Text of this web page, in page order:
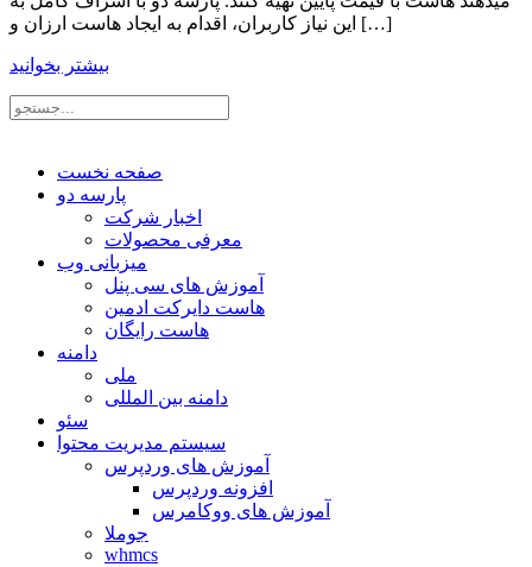
این نیاز کاربران، اقدام به ایجاد هاست ارزان و […]
بیشتر بخوانید
صفحه نخست
پارسه دو
اخبار شرکت
معرفی محصولات
میزبانی وب
آموزش های سی پنل
هاست دایرکت ادمین
هاست رایگان
دامنه
ملی
دامنه بین المللی
سئو
سیستم مدیریت محتوا
آموزش های وردپرس
افزونه وردپرس
آموزش های ووکامرس
جوملا
whmcs